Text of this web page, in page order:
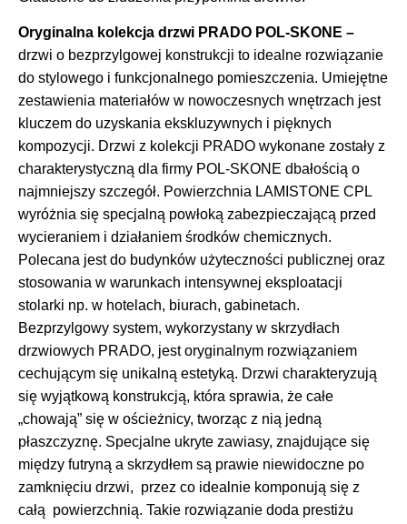
Oryginalna kolekcja drzwi PRADO POL-SKONE –
drzwi o bezprzylgowej konstrukcji to idealne rozwiązanie
do stylowego i funkcjonalnego pomieszczenia. Umiejętne
zestawienia materiałów w nowoczesnych wnętrzach jest
kluczem do uzyskania ekskluzywnych i pięknych
kompozycji. Drzwi z kolekcji PRADO wykonane zostały z
charakterystyczną dla firmy POL-SKONE dbałością o
najmniejszy szczegół. Powierzchnia LAMISTONE CPL
wyróżnia się specjalną powłoką zabezpieczającą przed
wycieraniem i działaniem środków chemicznych.
Polecana jest do budynków użyteczności publicznej oraz
stosowania w warunkach intensywnej eksploatacji
stolarki np. w hotelach, biurach, gabinetach.
Bezprzylgowy system, wykorzystany w skrzydłach
drzwiowych PRADO, jest oryginalnym rozwiązaniem
cechującym się unikalną estetyką. Drzwi charakteryzują
się wyjątkową konstrukcją, która sprawia, że całe
„chowają” się w ościeżnicy, tworząc z nią jedną
płaszczyznę. Specjalne ukryte zawiasy, znajdujące się
między futryną a skrzydłem są prawie niewidoczne po
zamknięciu drzwi, przez co idealnie komponują się z
całą powierzchnią. Takie rozwiązanie doda prestiżu